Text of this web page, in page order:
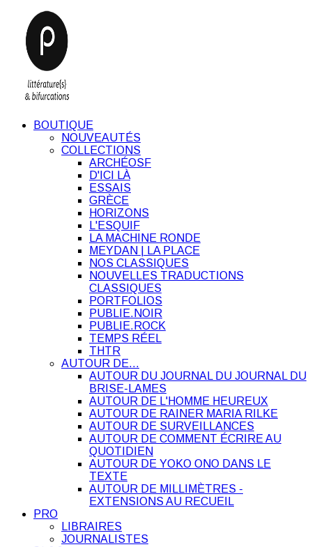
BOUTIQUE
NOUVEAUTÉS
COLLECTIONS
ARCHÉOSF
D'ICI LÀ
ESSAIS
GRÈCE
HORIZONS
L'ESQUIF
LA MACHINE RONDE
MEYDAN | LA PLACE
NOS CLASSIQUES
NOUVELLES TRADUCTIONS
CLASSIQUES
PORTFOLIOS
PUBLIE.NOIR
PUBLIE.ROCK
TEMPS RÉEL
THTR
AUTOUR DE…
AUTOUR DU JOURNAL DU JOURNAL DU
BRISE-LAMES
AUTOUR DE L'HOMME HEUREUX
AUTOUR DE RAINER MARIA RILKE
AUTOUR DE SURVEILLANCES
AUTOUR DE COMMENT ÉCRIRE AU
QUOTIDIEN
AUTOUR DE YOKO ONO DANS LE
TEXTE
AUTOUR DE MILLIMÈTRES -
EXTENSIONS AU RECUEIL
PRO
LIBRAIRES
JOURNALISTES